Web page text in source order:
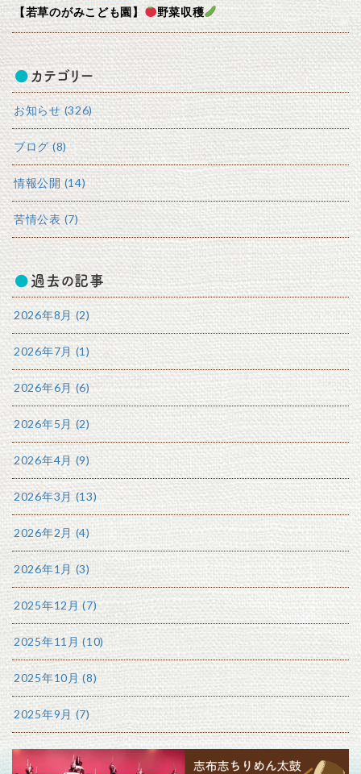
【若草のがみこども園】 野菜収穫
カテゴリー
お知らせ (326)
ブログ (8)
情報公開 (14)
苦情公表 (7)
過去の記事
2026年8月 (2)
2026年7月 (1)
2026年6月 (6)
2026年5月 (2)
2026年4月 (9)
2026年3月 (13)
2026年2月 (4)
2026年1月 (3)
2025年12月 (7)
2025年11月 (10)
2025年10月 (8)
2025年9月 (7)